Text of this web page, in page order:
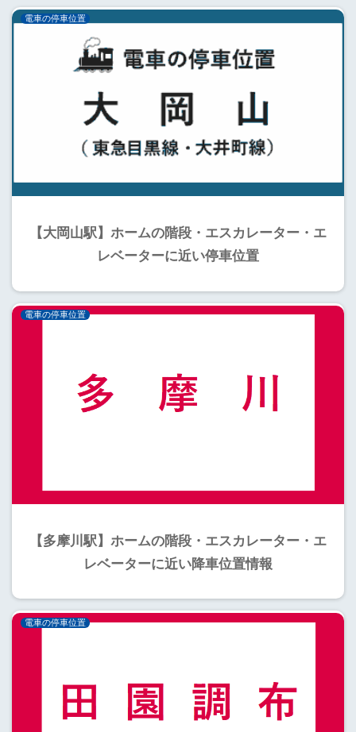
電車の停車位置
【大岡山駅】ホームの階段・エスカレーター・エ
レベーターに近い停車位置
電車の停車位置
【多摩川駅】ホームの階段・エスカレーター・エ
レベーターに近い降車位置情報
電車の停車位置